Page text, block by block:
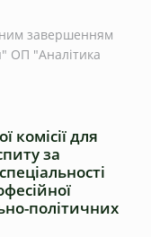
завершенням
ОП "Аналітика
комісії для
за
політичних